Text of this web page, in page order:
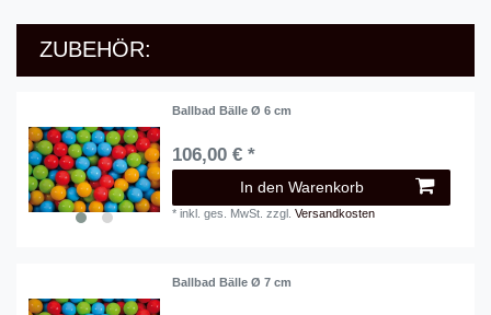
ZUBEHÖR:
Ballbad Bälle Ø 6 cm
106,00 € *
In den Warenkorb
*inkl. ges. MwSt. zzgl.Versandkosten
Ballbad Bälle Ø 7 cm